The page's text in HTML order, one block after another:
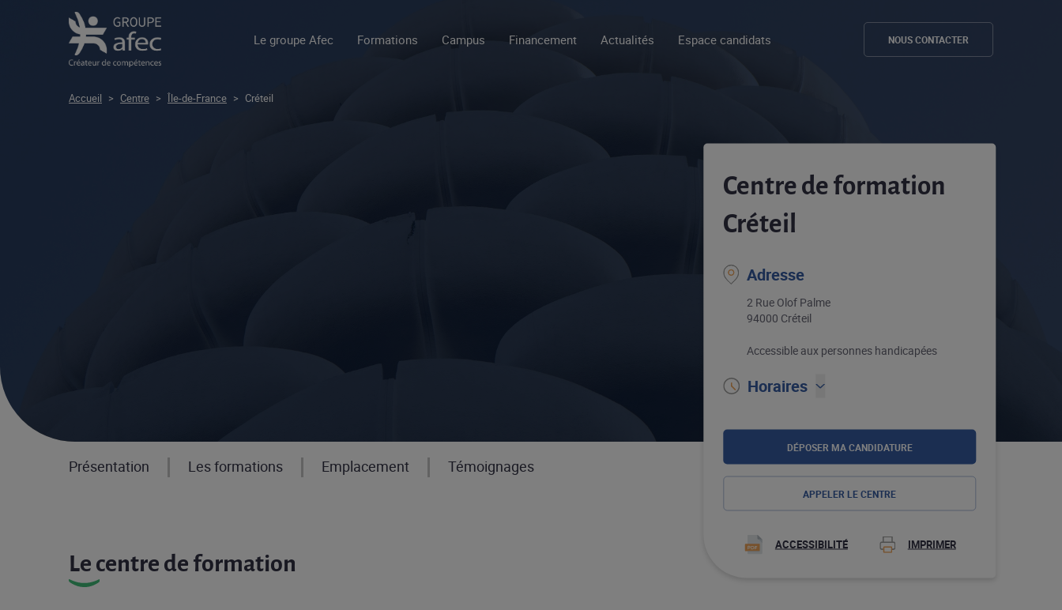
Le groupe Afec Formations Campus Financement Actualités Espace candidats NOUS CONTACTER
Accueil > Centre > Île-de-France > Créteil
Centre de formation
Créteil
Adresse
2 Rue Olof Palme
94000 Créteil
Accessible aux personnes handicapées
Horaires
DÉPOSER MA CANDIDATURE
APPELER LE CENTRE
ACCESSIBILITÉ IMPRIMER
Présentation Les formations Emplacement Témoignages
Le centre de formation